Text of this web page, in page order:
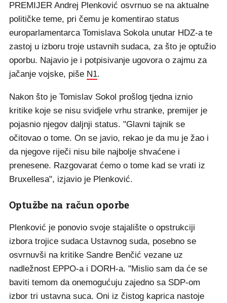
PREMIJER Andrej Plenković osvrnuo se na aktualne
političke teme, pri čemu je komentirao status
europarlamentarca Tomislava Sokola unutar HDZ-a te
zastoj u izboru troje ustavnih sudaca, za što je optužio
oporbu. Najavio je i potpisivanje ugovora o zajmu za
jačanje vojske, piše N1.
Nakon što je Tomislav Sokol prošlog tjedna iznio
kritike koje se nisu svidjele vrhu stranke, premijer je
pojasnio njegov daljnji status. "Glavni tajnik se
očitovao o tome. On se javio, rekao je da mu je žao i
da njegove riječi nisu bile najbolje shvaćene i
prenesene. Razgovarat ćemo o tome kad se vrati iz
Bruxellesa", izjavio je Plenković.
Optužbe na račun oporbe
Plenković je ponovio svoje stajalište o opstrukciji
izbora trojice sudaca Ustavnog suda, posebno se
osvrnuvši na kritike Sandre Benčić vezane uz
nadležnost EPPO-a i DORH-a. "Mislio sam da će se
baviti temom da onemogućuju zajedno sa SDP-om
izbor tri ustavna suca. Oni iz čistog kaprica nastoje